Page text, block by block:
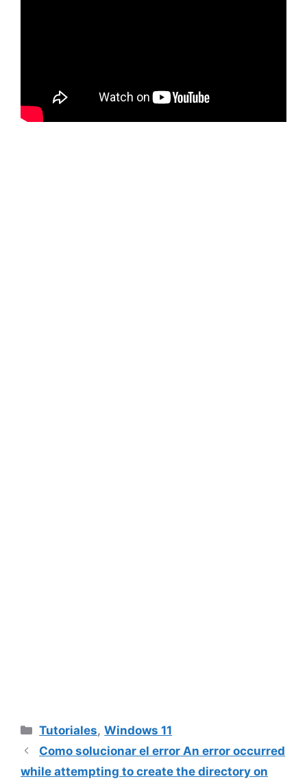
Categorías
Tutoriales,Windows 11
Como solucionar el error An error occurred
while attempting to create the directory on